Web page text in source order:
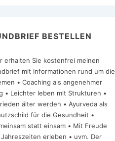
BESTELLEN
erhalten Sie kostenfrei meinen
mit Informationen rund um die
• Coaching als angenehmer
• Leichter leben mit Strukturen •
älter werden • Ayurveda als
für die Gesundheit •
statt einsam • Mit Freude
erleben • uvm. Der